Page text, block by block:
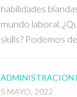
habilidades
mundo laboral.
skills? Podemos
ADMINISTRACION
5 MAYO, 2022